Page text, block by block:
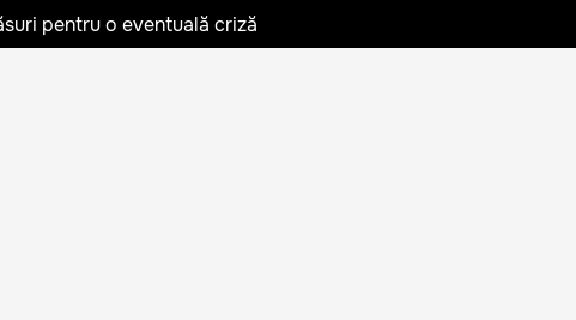
pentru o eventuală criză